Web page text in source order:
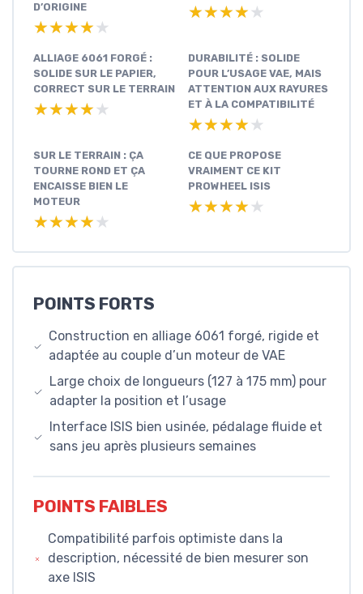
D’ORIGINE
★★★★★
★★★★★
★★★★★
★★★★★
ALLIAGE 6061 FORGÉ :
SOLIDE SUR LE PAPIER,
CORRECT SUR LE TERRAIN
★★★★★
★★★★★
DURABILITÉ : SOLIDE
POUR L’USAGE VAE, MAIS
ATTENTION AUX RAYURES
ET À LA COMPATIBILITÉ
★★★★★
★★★★★
SUR LE TERRAIN : ÇA
TOURNE ROND ET ÇA
ENCAISSE BIEN LE
MOTEUR
★★★★★
★★★★★
CE QUE PROPOSE
VRAIMENT CE KIT
PROWHEEL ISIS
★★★★★
★★★★★
POINTS FORTS
Construction en alliage 6061 forgé, rigide et
adaptée au couple d’un moteur de VAE
Large choix de longueurs (127 à 175 mm) pour
adapter la position et l’usage
Interface ISIS bien usinée, pédalage fluide et
sans jeu après plusieurs semaines
POINTS FAIBLES
Compatibilité parfois optimiste dans la
description, nécessité de bien mesurer son
axe ISIS